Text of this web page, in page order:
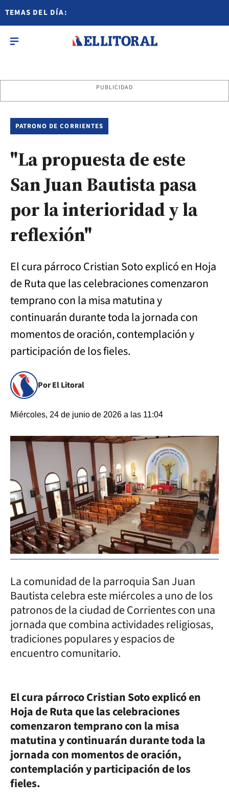
TEMAS DEL DÍA:
PUBLICIDAD
PATRONO DE CORRIENTES
"La propuesta de este
San Juan Bautista pasa
por la interioridad y la
reflexión"
El cura párroco Cristian Soto explicó en Hoja
de Ruta que las celebraciones comenzaron
temprano con la misa matutina y
continuarán durante toda la jornada con
momentos de oración, contemplación y
participación de los fieles.
Por El Litoral
Miércoles, 24 de junio de 2026 a las 11:04
La comunidad de la parroquia San Juan
Bautista celebra este miércoles a uno de los
patronos de la ciudad de Corrientes con una
jornada que combina actividades religiosas,
tradiciones populares y espacios de
encuentro comunitario.
El cura párroco Cristian Soto explicó en
Hoja de Ruta que las celebraciones
comenzaron temprano con la misa
matutina y continuarán durante toda la
jornada con momentos de oración,
contemplación y participación de los
fieles.